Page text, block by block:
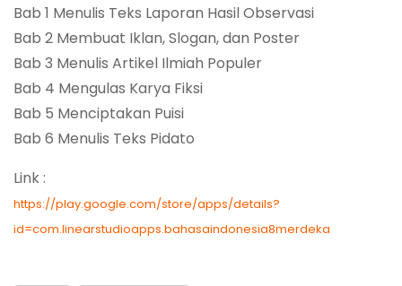
Bab 1 Menulis Teks Laporan Hasil Observasi
Bab 2 Membuat Iklan, Slogan, dan Poster
Bab 3 Menulis Artikel Ilmiah Populer
Bab 4 Mengulas Karya Fiksi
Bab 5 Menciptakan Puisi
Bab 6 Menulis Teks Pidato
Link :
https://play.google.com/store/apps/details?
id=com.linearstudioapps.bahasaindonesia8merdeka